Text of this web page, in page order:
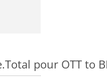
pour OTT to